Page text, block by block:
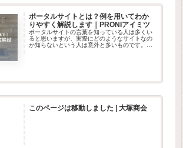
ポータルサイトとは？例を用いてわか
りやすく解説します｜PRONIアイミツ
ポータルサイトの言葉を知っている人は多くい
ると思いますが、実際にどのようなサイトなの
か知らないという人は意外と多いものです。こ
このページは移動しました | 大塚商会